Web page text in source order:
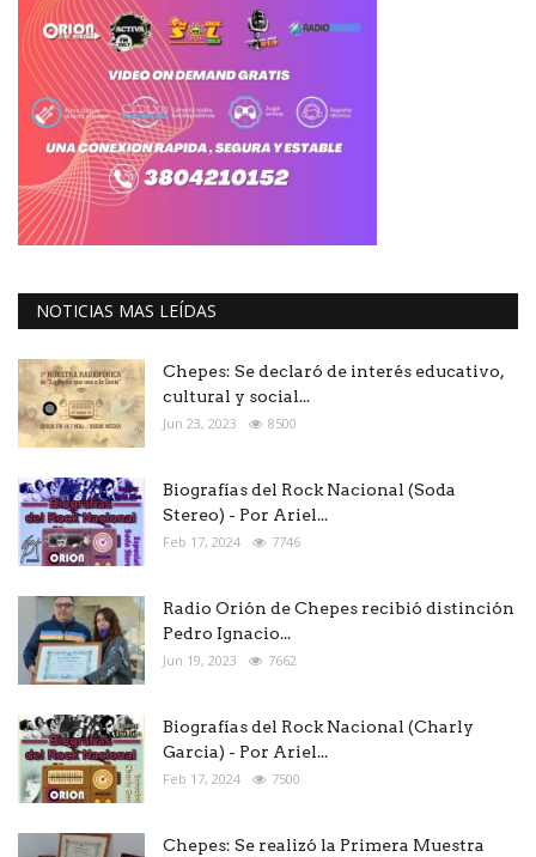
NOTICIAS MAS LEÍDAS
Chepes: Se declaró de interés educativo,
cultural y social...
Jun 23, 2023 8500
Biografías del Rock Nacional (Soda
Stereo) - Por Ariel...
Feb 17, 2024 7746
Radio Orión de Chepes recibió distinción
Pedro Ignacio...
Jun 19, 2023 7662
Biografías del Rock Nacional (Charly
Garcia) - Por Ariel...
Feb 17, 2024 7500
Chepes: Se realizó la Primera Muestra